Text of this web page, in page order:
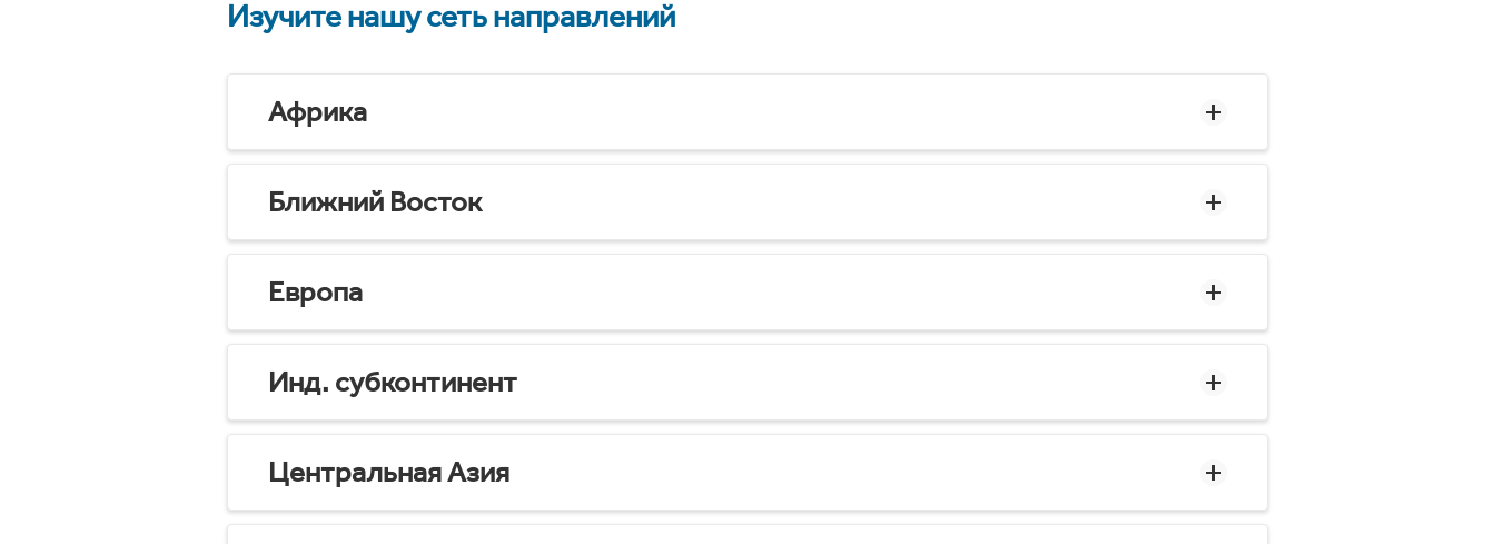
Изучите нашу сеть направлений
Африка
Ближний Восток
Европа
Инд. субконтинент
Центральная Азия